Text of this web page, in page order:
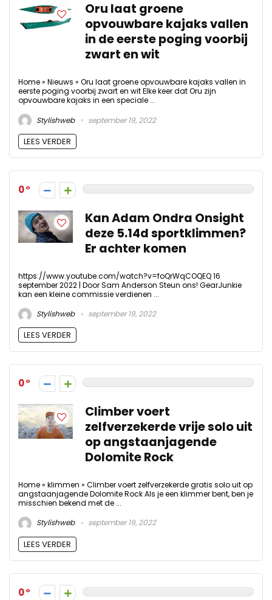
Oru laat groene
opvouwbare kajaks vallen
in de eerste poging voorbij
zwart en wit
Home » Nieuws » Oru laat groene opvouwbare kajaks vallen in
eerste poging voorbij zwart en wit Elke keer dat Oru zijn
opvouwbare kajaks in een speciale ...
Stylishweb
september 19, 2022
LEES VERDER
0
Kan Adam Ondra Onsight
deze 5.14d sportklimmen?
Er achter komen
https://www.youtube.com/watch?v=foQrWqCOQEQ 16
september 2022 | Door Sam Anderson Steun ons! GearJunkie
kan een kleine commissie verdienen ...
Stylishweb
september 19, 2022
LEES VERDER
0
Climber voert
zelfverzekerde vrije solo uit
op angstaanjagende
Dolomite Rock
Home » klimmen » Climber voert zelfverzekerde gratis solo uit op
angstaanjagende Dolomite Rock Als je een klimmer bent, ben je
misschien bekend met de ...
Stylishweb
september 19, 2022
LEES VERDER
0